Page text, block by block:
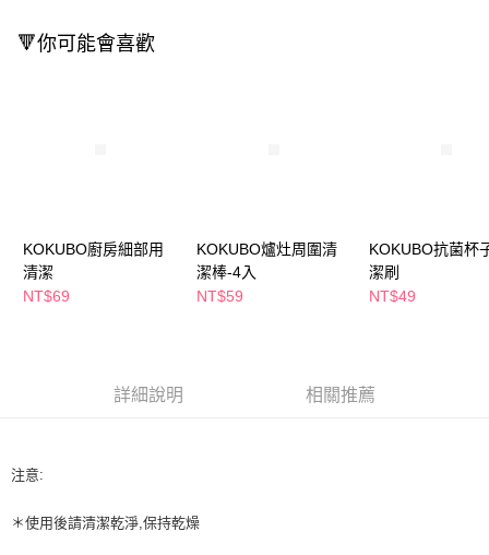
１．於結帳方式選擇「AFTEE先享後付」後，將跳轉至「AFTEE先享後付」
客戶支援中心」 https://netprotections.freshdesk.com/support/home
【注意事項】
１．透過由恩沛科技股份有限公司提供之「AFTEE先享後付」服務完成之交
３．未成年的使用者請事先徵得法定代理人或監護人之同意方可使用
時審查核予不同之上限額度；若仍有額度不足之情形，本公司將視審查結果
５．嚴禁一人註冊多個帳號或使用他人資訊註冊。若發現惡意使用之情形，
恩沛科技股份有限公司將有權停止該用戶之使用額度並採取法律行動。
7-11取貨付款
每筆NT$65，滿NT$490(含以上)免運費
付款後寶雅門市自取(由倉庫統一出貨)
🔻你可能會喜歡
KOKUBO廚房細部用
清潔
NT$69
KOKUBO爐灶周圍清
潔棒-4入
NT$59
KOKUBO抗菌杯
潔刷
NT$49
詳細說明 相關推薦
注意:
＊使用後請清潔乾淨,保持乾燥